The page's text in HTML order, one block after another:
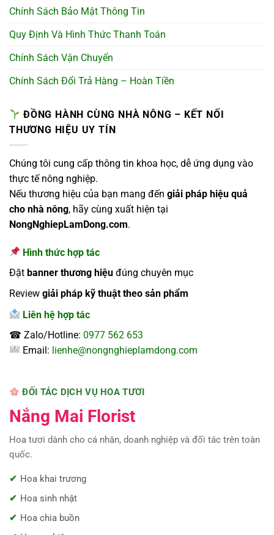
Chính Sách Bảo Mật Thông Tin
Quy Định Và Hình Thức Thanh Toán
Chính Sách Vận Chuyển
Chính Sách Đổi Trả Hàng – Hoàn Tiền
ĐỒNG HÀNH CÙNG NHÀ NÔNG – KẾT NỐI
THƯƠNG HIỆU UY TÍN
Chúng tôi cung cấp thông tin khoa học, dễ ứng dụng vào
thực tế nông nghiệp.
Nếu thương hiệu của bạn mang đến giải pháp hiệu quả
cho nhà nông, hãy cùng xuất hiện tại
NongNghiepLamDong.com.
Hình thức hợp tác
Đặt banner thương hiệu đúng chuyên mục
Review giải pháp kỹ thuật theo sản phẩm
Liên hệ hợp tác
☎ Zalo/Hotline: 0977 562 653
Email: lienhe@nongnghieplamdong.com
ĐỐI TÁC DỊCH VỤ HOA TƯƠI
Nắng Mai Florist
Hoa tươi dành cho cá nhân, doanh nghiệp và đối tác trên toàn
quốc.
Hoa khai trương
Hoa sinh nhật
Hoa chia buồn